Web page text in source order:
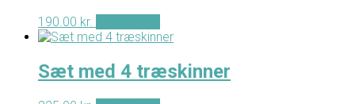
190.00 kr.
Sæt med 4 træskinner